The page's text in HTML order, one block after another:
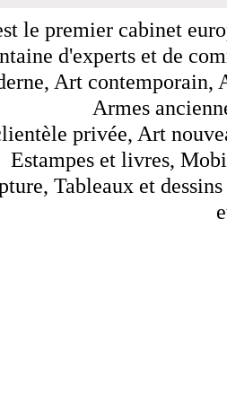
le premier cabinet
d'experts et de
Art contemporain,
Armes
privée, Art
Estampes et livres,
Tableaux et